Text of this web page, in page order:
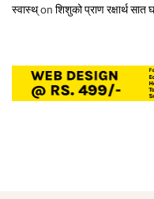
स्वास्थ्on शिशुको प्राण रक्षार्थ